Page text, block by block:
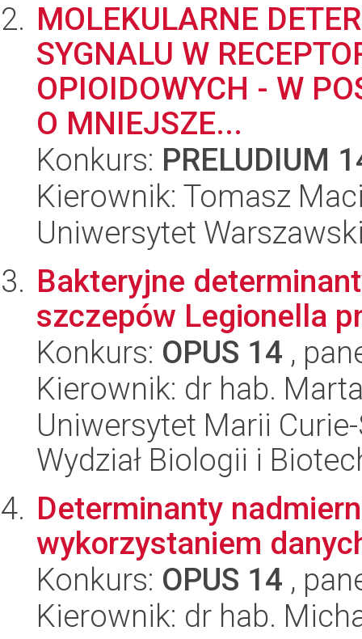
MOLEKULARNE
SYGNALU W
OPIOIDOWYCH - W
O MNIEJSZE...
Konkurs: PRELUDIUM
Kierownik: Tomasz
Uniwersytet
Bakteryjne
szczepów Legionella
Konkurs: OPUS 14 ,
Kierownik: dr hab.
Uniwersytet Marii
Wydział Biologii i
Determinanty
wykorzystaniem
Konkurs: OPUS 14 ,
Kierownik: dr hab.